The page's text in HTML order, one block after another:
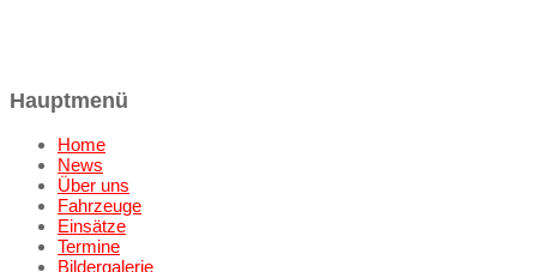
Hauptmenü
Home
News
Über uns
Fahrzeuge
Einsätze
Termine
Bildergalerie